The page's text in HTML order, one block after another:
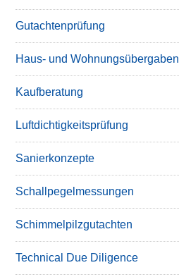
Gutachtenprüfung
Haus- und Wohnungsübergaben
Kaufberatung
Luftdichtigkeitsprüfung
Sanierkonzepte
Schallpegelmessungen
Schimmelpilzgutachten
Technical Due Diligence